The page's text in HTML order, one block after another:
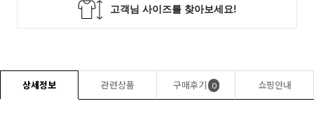
상세정보 관련상품 구매후기 0 쇼핑안내